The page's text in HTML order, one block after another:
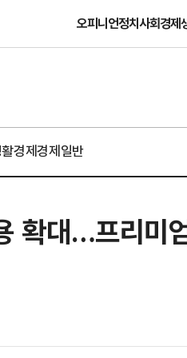
오피니언정치사회경제
경제경제일반
확대…프리미